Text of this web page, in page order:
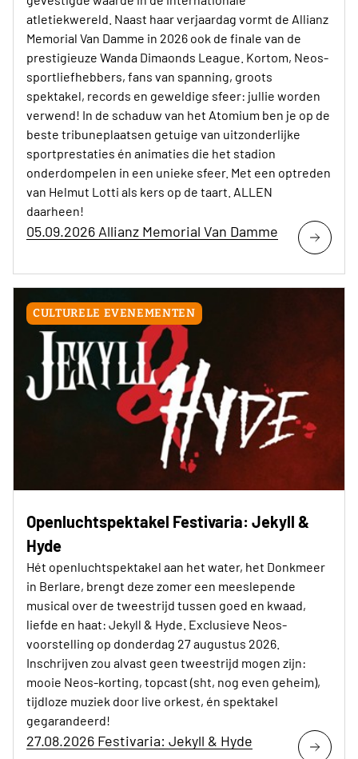
atletiekwereld. Naast haar verjaardag vormt de Allianz
Memorial Van Damme in 2026 ook de finale van de
prestigieuze Wanda Dimaonds League. Kortom, Neos-
sportliefhebbers, fans van spanning, groots
spektakel, records en geweldige sfeer: jullie worden
verwend! In de schaduw van het Atomium ben je op de
beste tribuneplaatsen getuige van uitzonderlijke
sportprestaties én animaties die het stadion
onderdompelen in een unieke sfeer. Met een optreden
van Helmut Lotti als kers op de taart. ALLEN
daarheen!
05.09.2026 Allianz Memorial Van Damme
CULTURELE EVENEMENTEN
Openluchtspektakel Festivaria: Jekyll &
Hyde
Hét openluchtspektakel aan het water, het Donkmeer
in Berlare, brengt deze zomer een meeslepende
musical over de tweestrijd tussen goed en kwaad,
liefde en haat: Jekyll & Hyde. Exclusieve Neos-
voorstelling op donderdag 27 augustus 2026.
Inschrijven zou alvast geen tweestrijd mogen zijn:
mooie Neos-korting, topcast (sht, nog even geheim),
tijdloze muziek door live orkest, én spektakel
gegarandeerd!
27.08.2026 Festivaria: Jekyll & Hyde